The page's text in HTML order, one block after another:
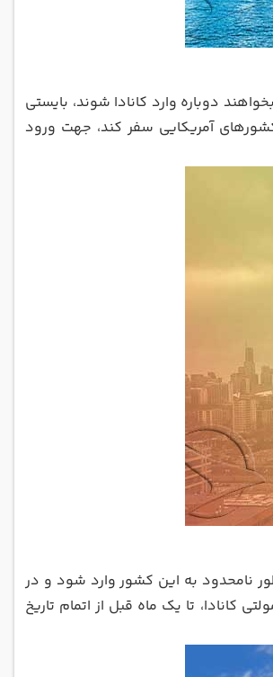
دوباره وارد کانادا شوند، بایستی
آمریکایی سفر کند، جهت ورود
نامحدود به این کشور وارد شود و در
مولتی کانادا، تا یک ماه قبل از اتمام تاریخ